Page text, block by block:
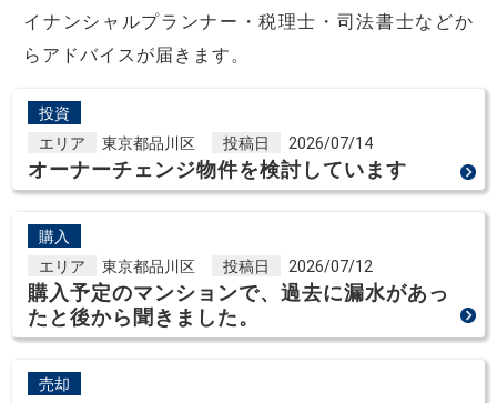
イナンシャルプランナー・税理士・司法書士などか
らアドバイスが届きます。
投資
エリア
東京都品川区 投稿日 2026/07/14
オーナーチェンジ物件を検討しています
購入
エリア
東京都品川区 投稿日 2026/07/12
購入予定のマンションで、過去に漏水があっ
たと後から聞きました。
売却